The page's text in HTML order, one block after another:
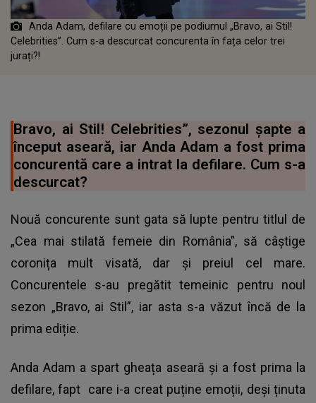
Anda Adam, defilare cu emoții pe podiumul „Bravo, ai Stil!
Celebrities”. Cum s-a descurcat concurenta în fața celor trei
jurați?!
Bravo, ai Stil! Celebrities”, sezonul șapte a
început aseară, iar Anda Adam a fost prima
concurentă care a intrat la defilare. Cum s-a
descurcat?
Nouă concurente sunt gata să lupte pentru titlul de
„Cea mai stilată femeie din România”, să câștige
coronița mult visată, dar și preiul cel mare.
Concurentele s-au pregătit temeinic pentru noul
sezon „Bravo, ai Stil”, iar asta s-a văzut încă de la
prima ediție.
Anda Adam a spart gheața aseară și a fost prima la
defilare, fapt care i-a creat puține emoții, deși ținuta